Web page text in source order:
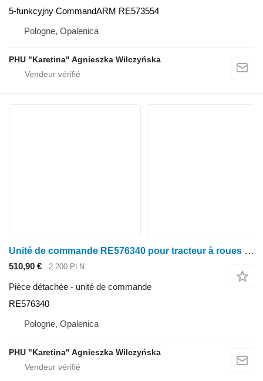
5-funkcyjny CommandARM RE573554
Pologne, Opalenica
PHU "Karetina" Agnieszka Wilczyńska
Unité de commande RE576340 pour tracteur à roues John Deere seria 6000 7000 8000 R
510,90 € 2.200 PLN
Pièce détachée - unité de commande
RE576340
Pologne, Opalenica
PHU "Karetina" Agnieszka Wilczyńska